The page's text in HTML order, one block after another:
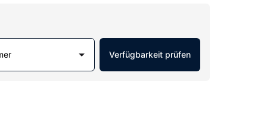
Verfügbarkeit prüfen